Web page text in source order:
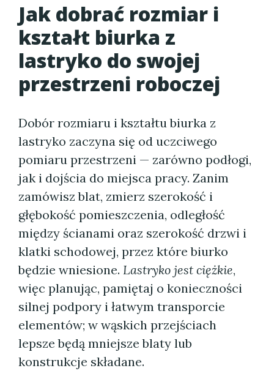
Jak dobrać rozmiar i
kształt biurka z
lastryko do swojej
przestrzeni roboczej
Dobór rozmiaru i kształtu biurka z
lastryko zaczyna się od uczciwego
pomiaru przestrzeni — zarówno podłogi,
jak i dojścia do miejsca pracy. Zanim
zamówisz blat, zmierz szerokość i
głębokość pomieszczenia, odległość
między ścianami oraz szerokość drzwi i
klatki schodowej, przez które biurko
będzie wniesione. Lastryko jest ciężkie,
więc planując, pamiętaj o konieczności
silnej podpory i łatwym transporcie
elementów; w wąskich przejściach
lepsze będą mniejsze blaty lub
konstrukcje składane.